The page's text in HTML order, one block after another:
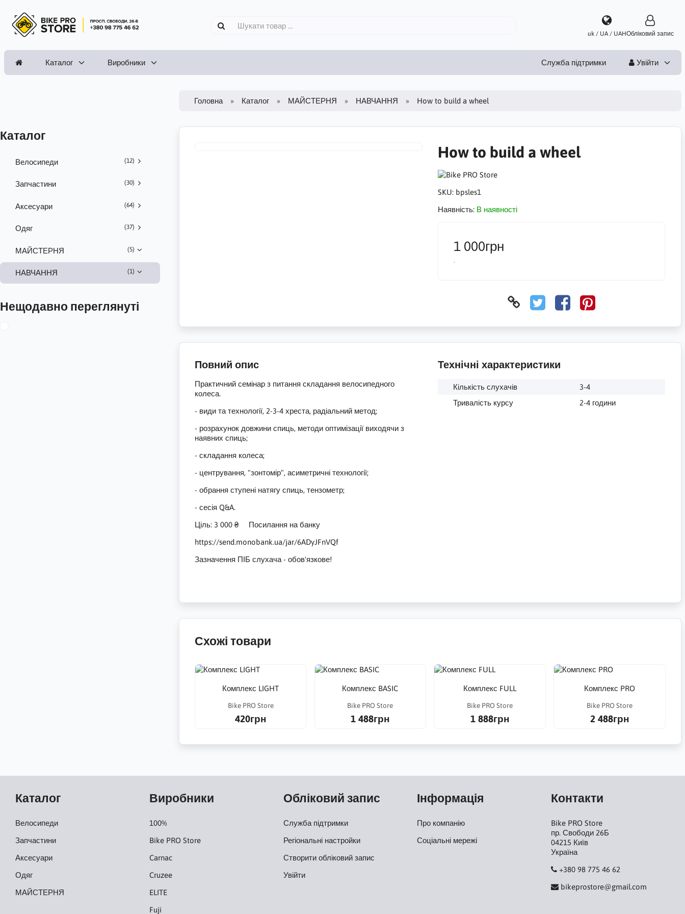
uk / UA / UAHОбліковий запис
Каталог Виробники Служба підтримки Увійти
Каталог
Велосипеди (12)
Запчастини (30)
Аксесуари (64)
Одяг (37)
МАЙСТЕРНЯ (5)
НАВЧАННЯ (1)
Нещодавно переглянуті
Головна Каталог МАЙСТЕРНЯ НАВЧАННЯ How to build a wheel
How to build a wheel
SKU: bpsles1
Наявність: В наявності
1 000грн
.
Повний опис
Практичний семінар з питання складання велосипедного
колеса.
- види та технології, 2-3-4 хреста, радіальний метод;
- розрахунок довжини спиць, методи оптимізації виходячи з
наявних спиць;
- складання колеса;
- центрування, "зонтомір", асиметричні технології;
- обрання ступені натягу спиць, тензометр;
- сесія Q&A.
Ціль: 3 000 ₴ Посилання на банку
https://send.monobank.ua/jar/6ADyJFnVQf
Зазначення ПІБ слухача - обов'язкове!
Технічні характеристики
Кількість слухачів
3-4
Тривалість курсу
2-4 години
Схожі товари
Комплекс LIGHT
Bike PRO Store
420грн
Комплекс BASIC
Bike PRO Store
1 488грн
Комплекс FULL
Bike PRO Store
1 888грн
Комплекс PRO
Bike PRO Store
2 488грн
Каталог
Велосипеди
Запчастини
Аксесуари
Одяг
МАЙСТЕРНЯ
Виробники
100%
Bike PRO Store
Carnac
Cruzee
ELITE
Fuji
Обліковий запис
Служба підтримки
Регіональні настройки
Створити обліковий запис
Увійти
Інформація
Про компанію
Соціальні мережі
Контакти
Bike PRO Store
пр. Свободи 26Б
04215 Київ
Україна
+380 98 775 46 62
bikeprostore@gmail.com